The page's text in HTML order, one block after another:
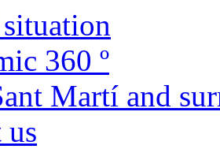
360 º
Martí and
us